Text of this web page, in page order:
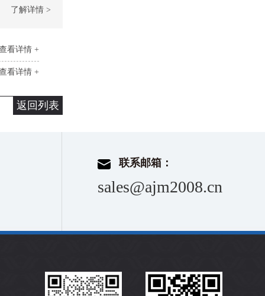
了解详情 >
看详情 +
看详情 +
返回列表
联系邮箱：
sales@ajm2008.cn